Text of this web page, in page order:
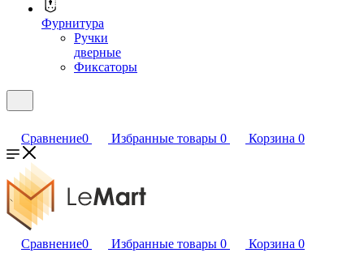
Фурнитура
Ручки
дверные
Фиксаторы
Сравнение0 Избранные товары 0 Корзина 0
Сравнение0 Избранные товары 0 Корзина 0